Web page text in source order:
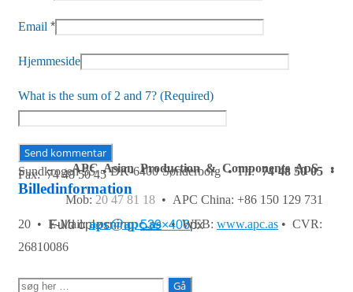
Email *
Hjemmeside
What is the sum of 2 and 7? (Required)
Billedinformation
Fuld opløsning:539×406px
APC Asian Production & Components ApS•
Sundkrogen 35 • DK-6400 Sønderborg • Tlf:74 48 50 05•
Fax: 74 48 50 45
Mob: 20 47 81 18 • APC China: +86 150 129 731
20 • E-Mail:apc@apc.as• WEB: www.apc.as • CVR:
26810086
Søg